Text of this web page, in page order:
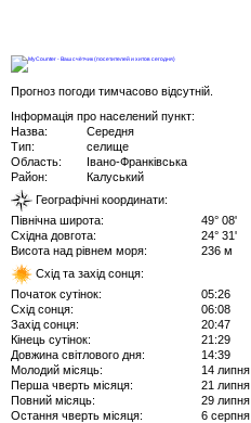
Прогноз погоди тимчасово відсутній.
Інформація про населений пункт:
Назва:
Середня
Тип:
селище
Область:
Івано-Франківська
Район:
Калуський
Географічні координати:
Північна широта:
49° 08'
Східна довгота:
24° 31'
Висота над рівнем моря:
236 м
Схід та захід сонця:
Початок сутінок:
05:26
Схід сонця:
06:08
Захід сонця:
20:47
Кінець сутінок:
21:29
Довжина світлового дня:
14:39
Молодий місяць:
14 липня
Перша чверть місяця:
21 липня
Повний місяць:
29 липня
Остання чверть місяця:
6 серпня